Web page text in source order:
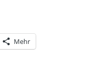
Mehr